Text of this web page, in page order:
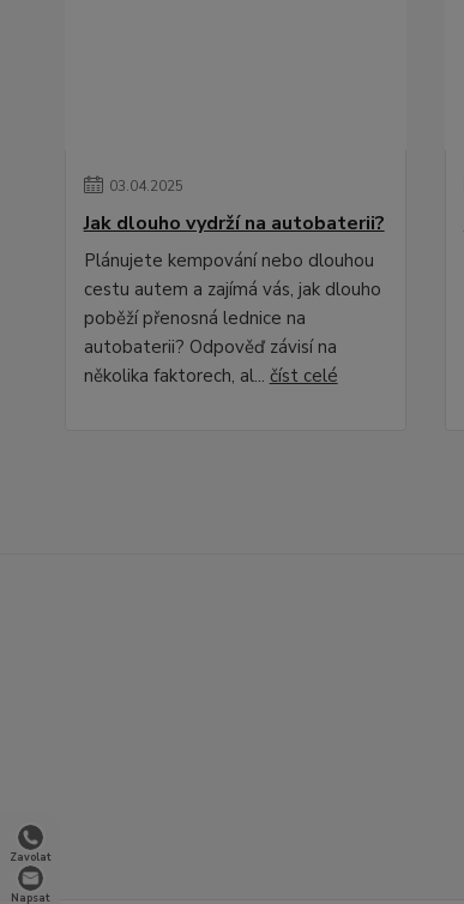
Zavolat
Napsat
03.04.2025
Jak dlouho vydrží na autobaterii?
Plánujete kempování nebo dlouhou
cestu autem a zajímá vás, jak dlouho
poběží přenosná lednice na
autobaterii? Odpověď závisí na
několika faktorech, al... číst celé